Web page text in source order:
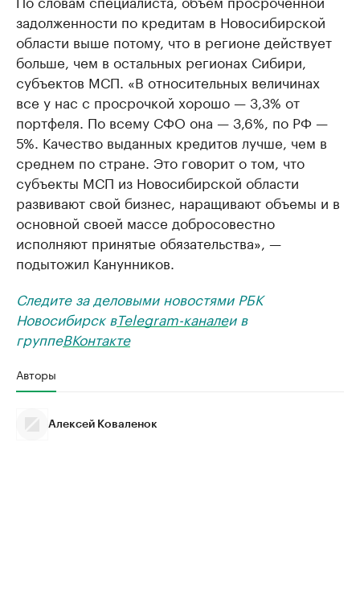
задолженности по кредитам в Новосибирской
области выше потому, что в регионе действует
больше, чем в остальных регионах Сибири,
субъектов МСП. «В относительных величинах
все у нас с просрочкой хорошо — 3,3% от
портфеля. По всему СФО она — 3,6%, по РФ —
5%. Качество выданных кредитов лучше, чем в
среднем по стране. Это говорит о том, что
субъекты МСП из Новосибирской области
развивают свой бизнес, наращивают объемы и в
основной своей массе добросовестно
исполняют принятые обязательства», —
подытожил Канунников.
Следите за деловыми новостями РБК
Новосибирск вTelegram-каналеи в
группеВКонтакте
Авторы
Алексей Коваленок